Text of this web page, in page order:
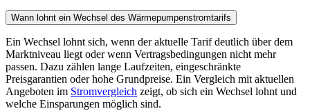
Wann lohnt ein Wechsel des Wärmepumpenstromtarifs
Ein Wechsel lohnt sich, wenn der aktuelle Tarif deutlich über dem
Marktniveau liegt oder wenn Vertragsbedingungen nicht mehr
passen. Dazu zählen lange Laufzeiten, eingeschränkte
Preisgarantien oder hohe Grundpreise. Ein Vergleich mit aktuellen
Angeboten im Stromvergleich zeigt, ob sich ein Wechsel lohnt und
welche Einsparungen möglich sind.